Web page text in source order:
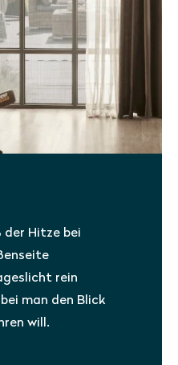
der Hitze bei
rein
man den Blick
will.